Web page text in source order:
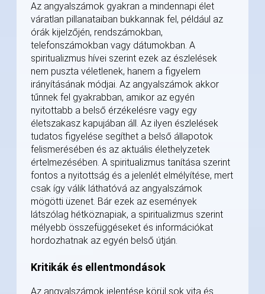
Az angyalszámok gyakran a mindennapi élet
váratlan pillanataiban bukkannak fel, például az
órák kijelzőjén, rendszámokban,
telefonszámokban vagy dátumokban. A
spiritualizmus hívei szerint ezek az észlelések
nem puszta véletlenek, hanem a figyelem
irányításának módjai. Az angyalszámok akkor
tűnnek fel gyakrabban, amikor az egyén
nyitottabb a belső érzékelésre vagy egy
életszakasz kapujában áll. Az ilyen észlelések
tudatos figyelése segíthet a belső állapotok
felismerésében és az aktuális élethelyzetek
értelmezésében. A spiritualizmus tanítása szerint
fontos a nyitottság és a jelenlét elmélyítése, mert
csak így válik láthatóvá az angyalszámok
mögötti üzenet. Bár ezek az események
látszólag hétköznapiak, a spiritualizmus szerint
mélyebb összefüggéseket és információkat
hordozhatnak az egyén belső útján.
Kritikák és ellentmondások
Az angyalszámok jelentése körül sok vita és